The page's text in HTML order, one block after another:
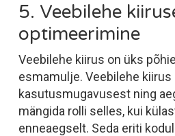
5. Veebilehe
optimeerimine
Veebilehe kiirus on üks
esmamulje. Veebilehe kiirus
kasutusmugavusest ning
mängida rolli selles, kui
enneaegselt. Seda eriti